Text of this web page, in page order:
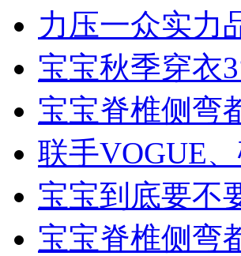
力压一众实力
宝宝秋季穿衣
宝宝脊椎侧弯
联手VOGUE
宝宝到底要不
宝宝脊椎侧弯